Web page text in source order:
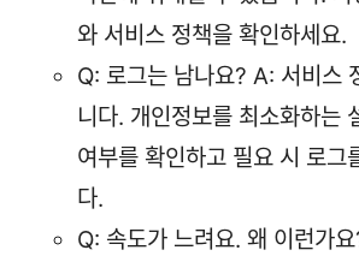
와 서비스 정책을 확인하세요.
Q: 로그는 남나요? A: 서비스
니다. 개인정보를 최소화하는
여부를 확인하고 필요 시 로그
다.
Q: 속도가 느려요. 왜 이런가